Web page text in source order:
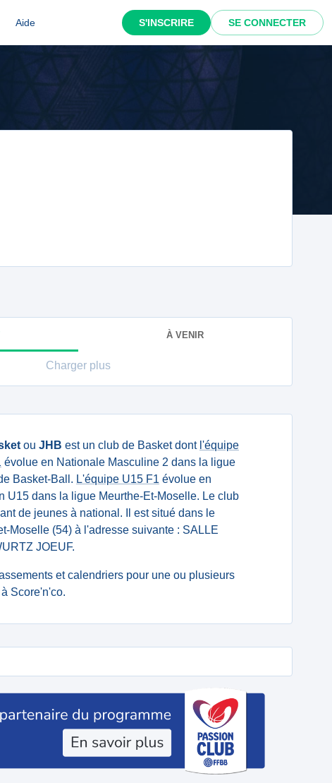
Aide S'INSCRIRE SE CONNECTER
À VENIR
Charger plus
ou JHB est un club de Basket dont l'équipe
évolue en Nationale Masculine 2 dans la ligue
Basket-Ball. L'équipe U15 F1 évolue en
U15 dans la ligue Meurthe-Et-Moselle. Le club
de jeunes à national. Il est situé dans le
Moselle (54) à l'adresse suivante : SALLE
JOEUF.
et calendriers pour une ou plusieurs
Score'n'co.